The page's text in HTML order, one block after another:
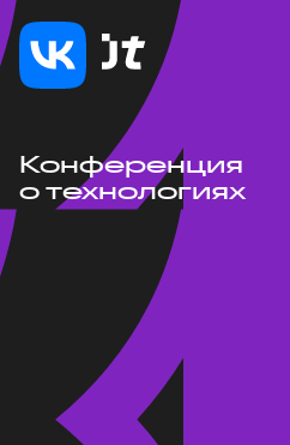
Конференция
о технологиях